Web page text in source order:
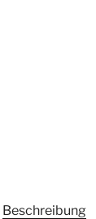
Beschreibung